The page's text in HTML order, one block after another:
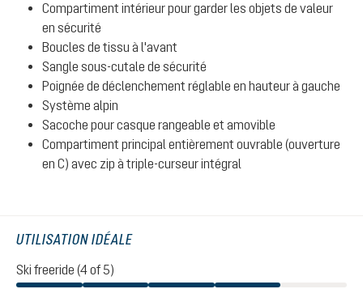
Compartiment intérieur pour garder les objets de valeur
en sécurité
Boucles de tissu à l'avant
Sangle sous-cutale de sécurité
Poignée de déclenchement réglable en hauteur à gauche
Système alpin
Sacoche pour casque rangeable et amovible
Compartiment principal entièrement ouvrable (ouverture
en C) avec zip à triple-curseur intégral
UTILISATION IDÉALE
Ski freeride (4 of 5)